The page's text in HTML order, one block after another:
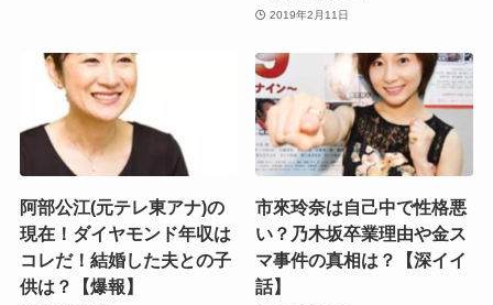
2019年2月11日
阿部公江(元テレ東アナ)の
現在！ダイヤモンド年収は
コレだ！結婚した夫との子
供は？【爆報】
市來玲奈は自己中で性格悪
い？乃木坂卒業理由や金ス
マ事件の真相は？【深イイ
話】